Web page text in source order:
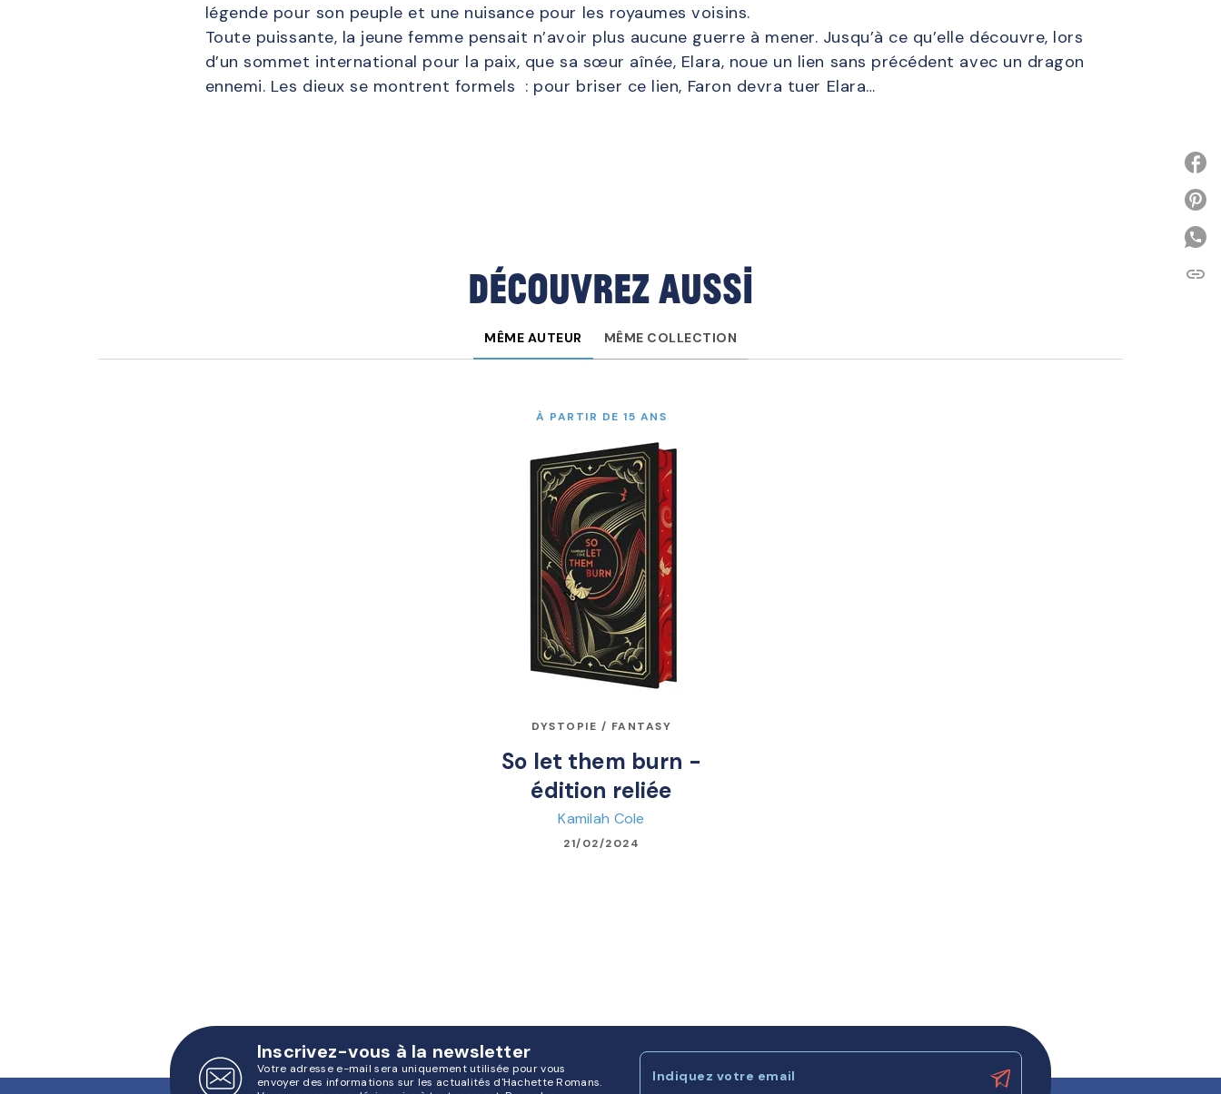
légende pour son peuple et une nuisance pour les royaumes voisins.
Toute puissante, la jeune femme pensait n’avoir plus aucune guerre à mener. Jusqu’à ce qu’elle découvre, lors
d’un sommet international pour la paix, que sa sœur aînée, Elara, noue un lien sans précédent avec un dragon
ennemi. Les dieux se montrent formels : pour briser ce lien, Faron devra tuer Elara…
Découvrez aussi
MÊME AUTEUR MÊME COLLECTION
À PARTIR DE 15 ANS
DYSTOPIE / FANTASY
So let them burn -
édition reliée
Kamilah Cole
21/02/2024
link
Inscrivez-vous à la newsletter
Votre adresse e-mail sera uniquement utilisée pour vous
envoyer des informations sur les actualités d'Hachette Romans.
Indiquez votre email